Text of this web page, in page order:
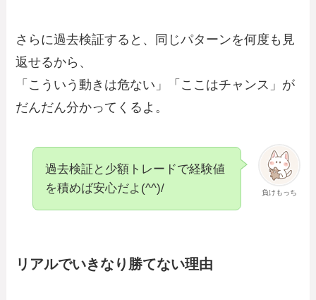
さらに過去検証すると、同じパターンを何度も見
返せるから、
「こういう動きは危ない」「ここはチャンス」が
だんだん分かってくるよ。
負けもっち
過去検証と少額トレードで経験値
を積めば安心だよ(^^)/
リアルでいきなり勝てない理由